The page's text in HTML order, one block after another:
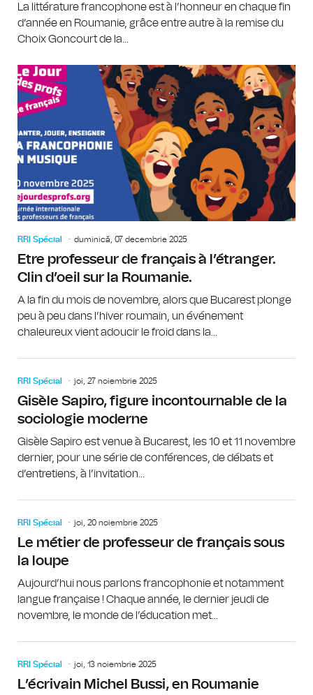
La littérature francophone est à l’honneur en chaque fin
d’année en Roumanie, grâce entre autre à la remise du
Choix Goncourt de la...
RRI Spécial duminică, 07 decembrie 2025
Etre professeur de français à l’étranger.
Clin d’oeil sur la Roumanie.
A la fin du mois de novembre, alors que Bucarest plonge
peu à peu dans l’hiver roumain, un événement
chaleureux vient adoucir le froid dans la...
RRI Spécial joi, 27 noiembrie 2025
Gisèle Sapiro, figure incontournable de la
sociologie moderne
Gisèle Sapiro est venue à Bucarest, les 10 et 11 novembre
dernier, pour une série de conférences, de débats et
d’entretiens, à l’invitation...
RRI Spécial joi, 20 noiembrie 2025
Le métier de professeur de français sous
la loupe
Aujourd’hui nous parlons francophonie et notamment
langue française ! Chaque année, le dernier jeudi de
novembre, le monde de l’éducation met...
RRI Spécial joi, 13 noiembrie 2025
L’écrivain Michel Bussi, en Roumanie